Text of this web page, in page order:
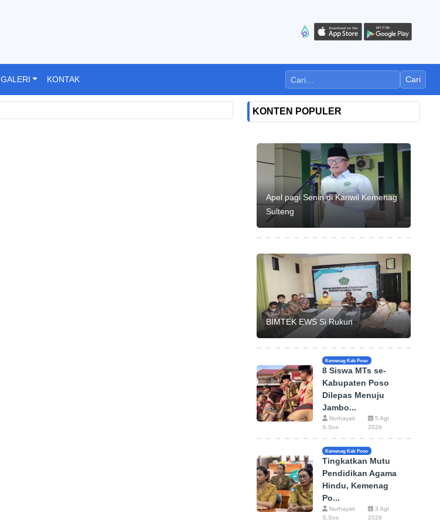
GALERI KONTAK Cari
KONTEN POPULER
Apel pagi Senin di Kanwil Kemenag
Sulteng
BIMTEK EWS Si Rukun
Kemenag Kab Poso
8 Siswa MTs se-
Kabupaten Poso
Dilepas Menuju
Jambo...
Nurhayati
S.Sos
5 Agt
2026
Kemenag Kab Poso
Tingkatkan Mutu
Pendidikan Agama
Hindu, Kemenag
Po...
Nurhayati
S.Sos
3 Agt
2026